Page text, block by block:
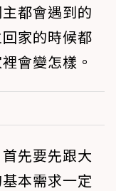
都會遇到的
家的時候都
會變怎樣。
先要先跟大
本需求一定